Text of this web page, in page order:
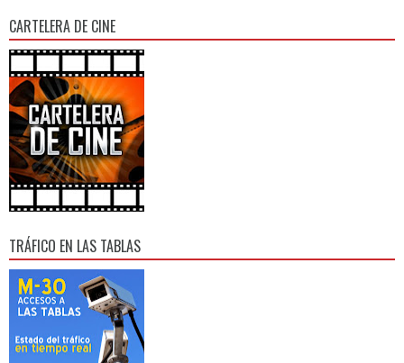
CARTELERA DE CINE
TRÁFICO EN LAS TABLAS